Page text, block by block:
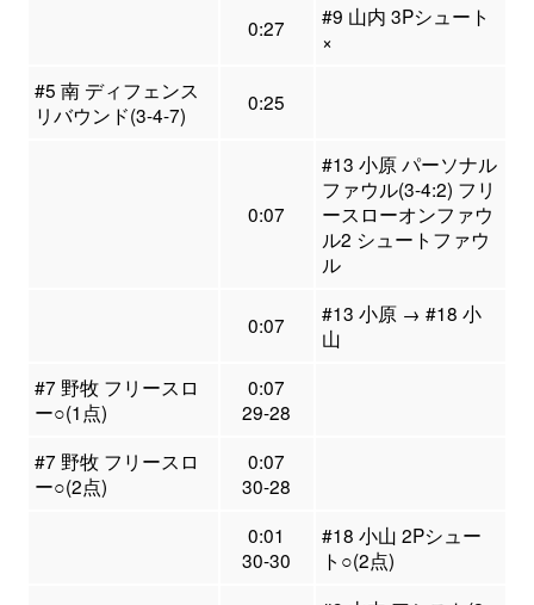
0:27
#9 山内 3Pシュート
×
#5 南 ディフェンス
リバウンド(3-4-7)
0:25
0:07
#13 小原 パーソナル
ファウル(3-4:2) フリ
ースローオンファウ
ル2 シュートファウ
ル
0:07
#13 小原 → #18 小
山
#7 野牧 フリースロ
ー○(1点)
0:07
29-28
#7 野牧 フリースロ
ー○(2点)
0:07
30-28
0:01
30-30
#18 小山 2Pシュー
ト○(2点)